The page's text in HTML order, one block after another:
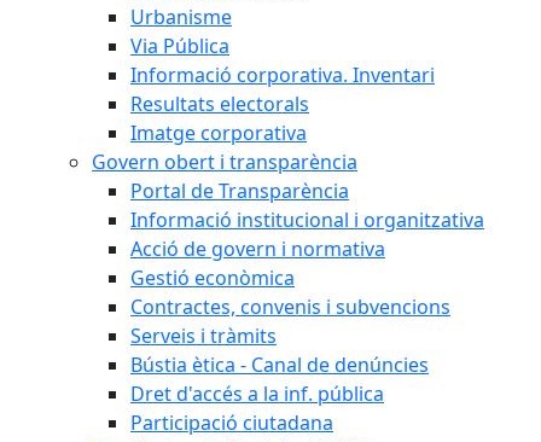
Urbanisme
Via Pública
Informació corporativa. Inventari
Resultats electorals
Imatge corporativa
Govern obert i transparència
Portal de Transparència
Informació institucional i organitzativa
Acció de govern i normativa
Gestió econòmica
Contractes, convenis i subvencions
Serveis i tràmits
Bústia ètica - Canal de denúncies
Dret d'accés a la inf. pública
Participació ciutadana